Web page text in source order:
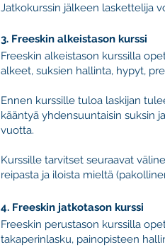
Jatkokurssin jälkeen laskettelija
3. Freeskin alkeistason kurssi
Freeskin alkeistason kurssilla
alkeet, suksien hallinta, hypyt,
Ennen kurssille tuloa laskijan
kääntyä yhdensuuntaisin suksin
vuotta.
Kurssille tarvitset seuraavat
reipasta ja iloista mieltä
4. Freeskin jatkotason kurssi
Freeskin perustason kurssilla
takaperinlasku, painopisteen